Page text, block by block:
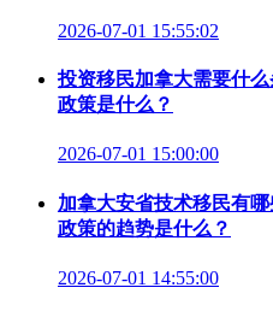
2026-07-01 15:55:02
投资移民加拿大需要什
政策是什么？
2026-07-01 15:00:00
加拿大安省技术移民有
政策的趋势是什么？
2026-07-01 14:55:00